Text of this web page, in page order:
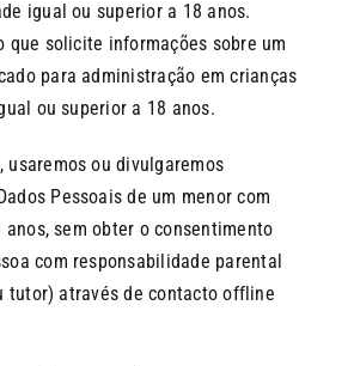
igual ou superior a 18 anos.
que solicite informações sobre um
para administração em crianças
ou superior a 18 anos.
usaremos ou divulgaremos
Pessoais de um menor com
sem obter o consentimento
com responsabilidade parental
tutor) através de contacto offline